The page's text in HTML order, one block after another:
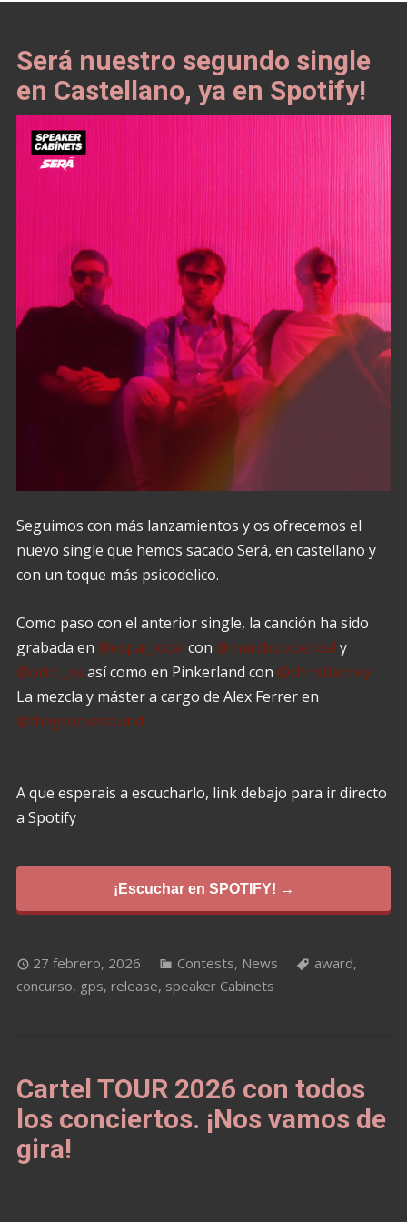
Será nuestro segundo single
en Castellano, ya en Spotify!
Seguimos con más lanzamientos y os ofrecemos el
nuevo single que hemos sacado Será, en castellano y
con un toque más psicodelico.
Como paso con el anterior single, la canción ha sido
grabada en @espai_local con @marcboixberbel y
@oriol_ps así como en Pinkerland con @christianrey.
La mezcla y máster a cargo de Alex Ferrer en
@thegroovesound
A que esperais a escucharlo, link debajo para ir directo
a Spotify
¡Escuchar en SPOTIFY! →
27 febrero, 2026 Contests, News award,
concurso, gps, release, speaker Cabinets
Cartel TOUR 2026 con todos
los conciertos. ¡Nos vamos de
gira!